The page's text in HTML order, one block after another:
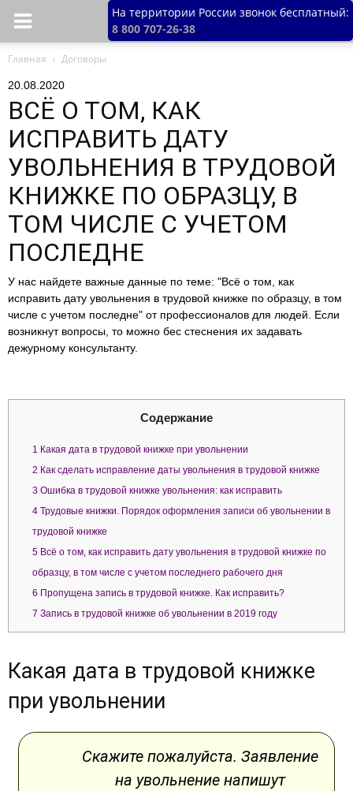
На территории России звонок бесплатный:
8 800 707-26-38
Главная Договоры
20.08.2020
ВСЁ О ТОМ, КАК
ИСПРАВИТЬ ДАТУ
УВОЛЬНЕНИЯ В ТРУДОВОЙ
КНИЖКЕ ПО ОБРАЗЦУ, В
ТОМ ЧИСЛЕ С УЧЕТОМ
ПОСЛЕДНЕ
У нас найдете важные данные по теме: "Всё о том, как
исправить дату увольнения в трудовой книжке по образцу, в том
числе с учетом последне" от профессионалов для людей. Если
возникнут вопросы, то можно бес стеснения их задавать
дежурному консультанту.
Содержание
1 Какая дата в трудовой книжке при увольнении
2 Как сделать исправление даты увольнения в трудовой книжке
3 Ошибка в трудовой книжке увольнения: как исправить
4 Трудовые книжки. Порядок оформления записи об увольнении в
трудовой книжке
5 Всё о том, как исправить дату увольнения в трудовой книжке по
образцу, в том числе с учетом последнего рабочего дня
6 Пропущена запись в трудовой книжке. Как исправить?
7 Запись в трудовой книжке об увольнении в 2019 году
Какая дата в трудовой книжке
при увольнении
Скажите пожалуйста. Заявление
на увольнение напишут